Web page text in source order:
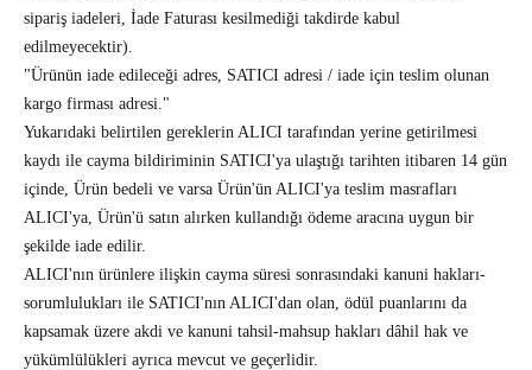
sipariş iadeleri, İade Faturası kesilmediği takdirde kabul
edilmeyecektir).
"Ürünün iade edileceği adres, SATICI adresi / iade için teslim olunan
kargo firması adresi."
Yukarıdaki belirtilen gereklerin ALICI tarafından yerine getirilmesi
kaydı ile cayma bildiriminin SATICI'ya ulaştığı tarihten itibaren 14 gün
içinde, Ürün bedeli ve varsa Ürün'ün ALICI'ya teslim masrafları
ALICI'ya, Ürün'ü satın alırken kullandığı ödeme aracına uygun bir
şekilde iade edilir.
ALICI'nın ürünlere ilişkin cayma süresi sonrasındaki kanuni hakları-
sorumlulukları ile SATICI'nın ALICI'dan olan, ödül puanlarını da
kapsamak üzere akdi ve kanuni tahsil-mahsup hakları dâhil hak ve
yükümlülükleri ayrıca mevcut ve geçerlidir.